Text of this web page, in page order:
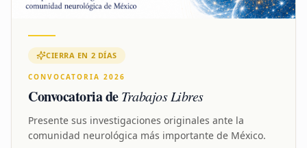
CIERRA EN 2 DÍAS
CONVOCATORIA 2026
Convocatoria deTrabajos Libres
Presente sus investigaciones originales ante la
comunidad neurológica más importante de México.